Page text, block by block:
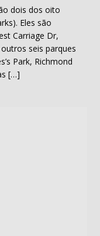
dois dos oito
Eles são
Carriage Dr,
seis parques
Park, Richmond
[…]